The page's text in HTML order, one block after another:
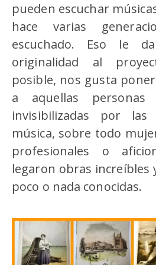
pueden escuchar
hace varias
escuchado. Eso le
originalidad al
posible, nos gusta
a aquellas
invisibilizadas por
música, sobre todo
profesionales o
legaron obras increíbles
poco o nada conocidas.